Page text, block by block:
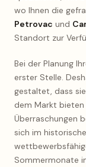
wo Ihnen die
Petrovac und
Standort zur
Bei der Planung
erster Stelle.
gestaltet, dass
dem Markt
Überraschungen
sich im
Sommermonate